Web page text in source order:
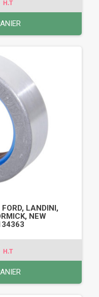
H.T
LANDINI,
NEW
H.T